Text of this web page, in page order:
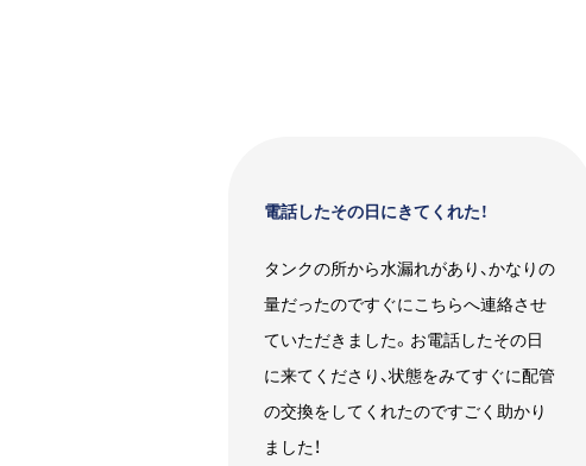
電話したその日にきてくれた！
タンクの所から水漏れがあり、かなりの
量だったのですぐにこちらへ連絡させ
ていただきました。お電話したその日
に来てくださり、状態をみてすぐに配管
の交換をしてくれたのですごく助かり
ました！